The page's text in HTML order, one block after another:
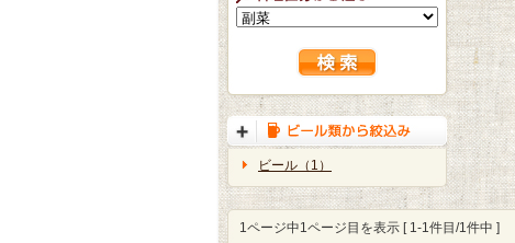
ビール（1）
1ページ中1ページ目を表示 [ 1-1件目/1件中 ]